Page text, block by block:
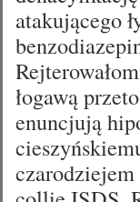
atakującego
łogawą
enuncjują
czarodziejem